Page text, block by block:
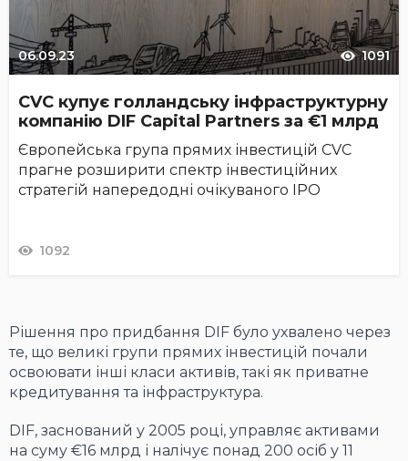
06.09.23 1091
CVC купує голландську інфраструктурну
компанію DIF Capital Partners за €1 млрд
Європейська група прямих інвестицій CVC
прагне розширити спектр інвестиційних
стратегій напередодні очікуваного IPO
1092
Рішення про придбання DIF було ухвалено через
те, що великі групи прямих інвестицій почали
освоювати інші класи активів, такі як приватне
кредитування та інфраструктура.
DIF, заснований у 2005 році, управляє активами
на суму €16 млрд і налічує понад 200 осіб у 11